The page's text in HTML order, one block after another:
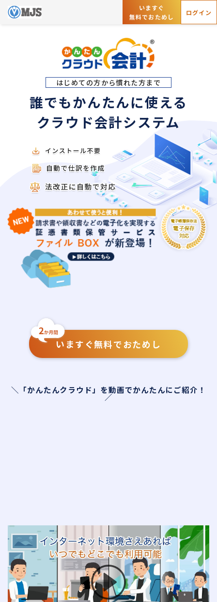
いますぐ
無料でおためし
ログイン
はじめての方から慣れた方まで
誰でもかんたんに使える
クラウド会計システム
いますぐ無料でおためし
＼「かんたんクラウド」を動画でかんたんにご紹介！
／